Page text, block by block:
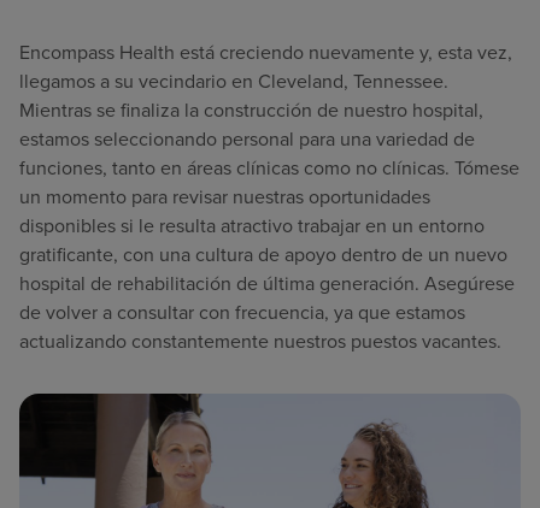
Encompass Health está creciendo nuevamente y, esta vez,
llegamos a su vecindario en Cleveland, Tennessee.
Mientras se finaliza la construcción de nuestro hospital,
estamos seleccionando personal para una variedad de
funciones, tanto en áreas clínicas como no clínicas. Tómese
un momento para revisar nuestras oportunidades
disponibles si le resulta atractivo trabajar en un entorno
gratificante, con una cultura de apoyo dentro de un nuevo
hospital de rehabilitación de última generación. Asegúrese
de volver a consultar con frecuencia, ya que estamos
actualizando constantemente nuestros puestos vacantes.